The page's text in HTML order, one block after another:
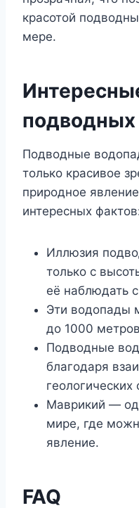
красотой
мере.
Подводные
только красивое
природное
интересных
Иллюзия
только с
её наблюдать
Эти водопады
до 1000
Подводные
благодаря
Маврикий —
мире, где
явление.
FAQ